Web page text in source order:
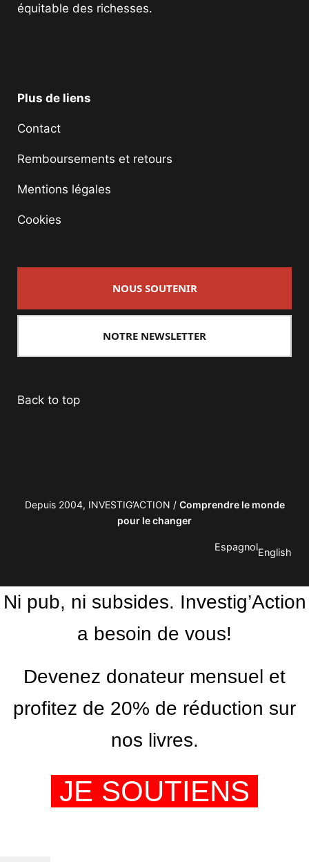
équitable des richesses.
Plus de liens
Contact
Remboursements et retours
Mentions légales
Cookies
NOUS SOUTENIR
NOTRE NEWSLETTER
Back to top
Depuis 2004, INVESTIG’ACTION / Comprendre le monde
pour le changer
EspagnolEnglish
Ni pub, ni subsides. Investig’Action
a besoin de vous!
Devenez donateur mensuel et
profitez de 20% de réduction sur
nos livres.
JE SOUTIENS